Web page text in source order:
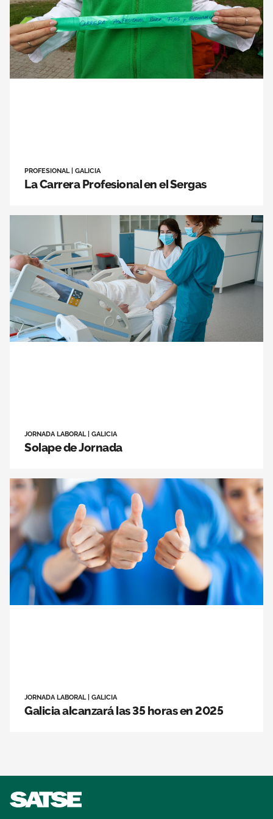
Empleo
Documentos
Publicaciones
Área privada
Únete
PROFESIONAL GALICIA
La Carrera Profesional en el Sergas
JORNADA LABORAL GALICIA
Solape de Jornada
JORNADA LABORAL GALICIA
Galicia alcanzará las 35 horas en 2025